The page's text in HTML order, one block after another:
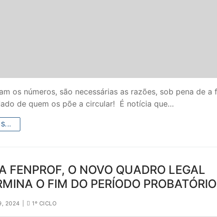
os números, são necessárias as razões, sob pena de a
de quem os põe a circular! É notícia que…
FENPROF, O NOVO QUADRO LEGAL
O FIM DO PERÍODO PROBATÓRIO
2024 1º CICLO